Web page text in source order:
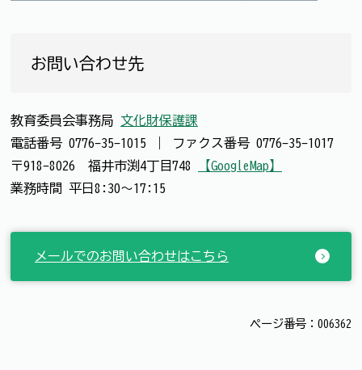
お問い合わせ先
教育委員会事務局 文化財保護課
電話番号 0776-35-1015 ファクス番号 0776-35-1017
〒918-8026 福井市渕4丁目748
【GoogleMap】
業務時間 平日8:30～17:15
メールでのお問い合わせはこちら
ページ番号：006362